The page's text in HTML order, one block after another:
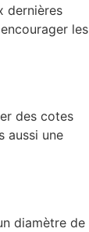
dernières
les
des cotes
aussi une
diamètre de